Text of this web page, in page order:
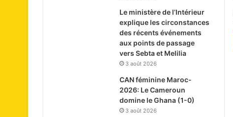
Le ministère de l’Intérieur
explique les circonstances
des récents événements
aux points de passage
vers Sebta et Melilia
3 août 2026
CAN féminine Maroc-
2026: Le Cameroun
domine le Ghana (1-0)
3 août 2026